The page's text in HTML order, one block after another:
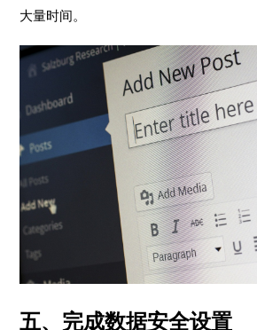
大量时间。
五、 完成数据安全设置